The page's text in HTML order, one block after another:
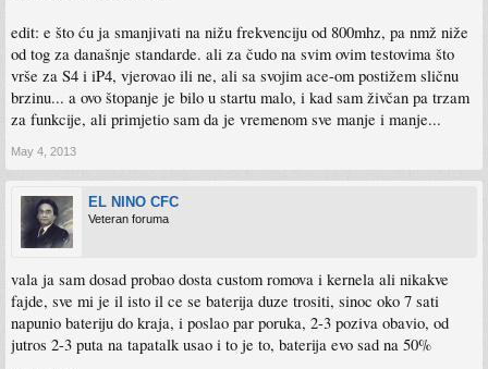
edit: e što ću ja smanjivati na nižu frekvenciju od 800mhz, pa nmž niže
od tog za današnje standarde. ali za čudo na svim ovim testovima što
vrše za S4 i iP4, vjerovao ili ne, ali sa svojim ace-om postižem sličnu
brzinu... a ovo štopanje je bilo u startu malo, i kad sam živčan pa trzam
za funkcije, ali primjetio sam da je vremenom sve manje i manje...
May 4, 2013
EL NINO CFC
Veteran foruma
vala ja sam dosad probao dosta custom romova i kernela ali nikakve
fajde, sve mi je il isto il ce se baterija duze trositi, sinoc oko 7 sati
napunio bateriju do kraja, i poslao par poruka, 2-3 poziva obavio, od
jutros 2-3 puta na tapatalk usao i to je to, baterija evo sad na 50%